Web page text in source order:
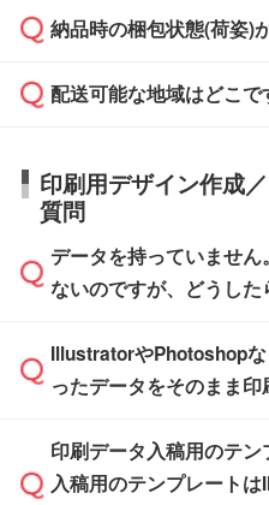
ご希望の際は担当スタ
ください。
ご入金確認後、1～2営
タッフまでお問い合わ
ル」に注文予定日をご
その締切日や出荷目安
品が決まりましたらお
たします。
※土日祝日を除く営業
※沖縄・離島は追加日
い。
応が可能かご案内いたし
す。>>対象商品はこち
※最短出荷日は商品によ
品ページにてご確認く
ご入金確認後に在庫を
はできかねますので予
納品時の梱包状態(荷姿)
商品によって異なりま
す。(白箱、化粧箱、ブ
【袋入り】 商品がひと
す。(透明袋、デザイン
【個包装なし】 個包装
※化粧箱から白箱への
箱の作成は原則承って
配送可能な地域はどこで
日本全国へお届けが可
直接納品は行っており
ださい。
印刷用デザイン作成
質問
データを持っていませ
ないのですが、どうした
無料の「デザインシミ
PCやスマホから簡単に
ザインソフトがなくて
IllustratorやPhotoshop
ったデータをそのまま
IllustratorやPhotoshop
ザインソフトでこだわ
印刷データ入稿用のテ
入稿用のテンプレート